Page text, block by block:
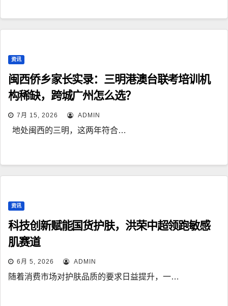
资讯
闽西侨乡家长实录：三明港澳台联考培训机
构稀缺，跨城广州怎么选？
7月 15, 2026 ADMIN
地处闽西的三明，这两年符合…
资讯
科技创新赋能国货护肤，洪荣中超领跑敏感
肌赛道
6月 5, 2026 ADMIN
随着消费市场对护肤品质的要求日益提升，一…